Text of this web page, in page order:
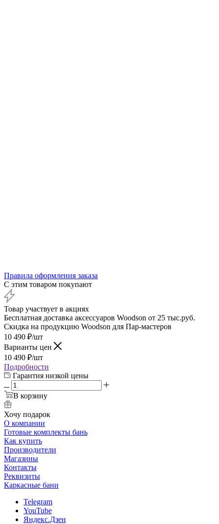
Правила оформления заказа
С этим товаром покупают
Товар участвует в акциях
Бесплатная доставка аксессуаров Woodson от 25 тыс.руб.
Скидка на продукцию Woodson для Пар-мастеров
10 490 ₽/шт
Варианты цен
10 490 ₽/шт
Подробности
Гарантия низкой цены
В корзину
Хочу подарок
О компании
Готовые комплекты бань
Как купить
Производители
Магазины
Контакты
Реквизиты
Каркасные бани
Telegram
YouTube
Яндекс.Дзен